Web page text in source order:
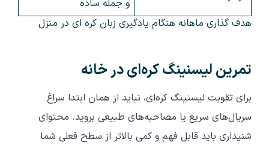
و جمله ساده
هدف گذاری ماهانه هنگام یادگیری زبان کره ای در منزل
تمرین لیسنینگ کره‌ای در خانه
برای تقویت لیسنینگ کره‌ای، نباید از همان ابتدا سراغ
سریال‌های سریع یا مصاحبه‌های طبیعی بروید. محتوای
شنیداری باید قابل فهم و کمی بالاتر از سطح فعلی شما